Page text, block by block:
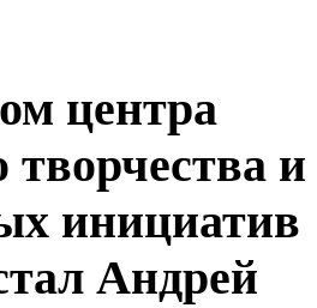
центра
творчества и
инициатив
Андрей